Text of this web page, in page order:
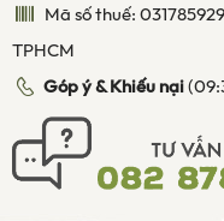
Mã số thuế:
TPHCM
Góp ý & Khiếu nại